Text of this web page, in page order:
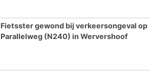
Fietsster gewond bij verkeersongeval op
Parallelweg (N240) in Wervershoof